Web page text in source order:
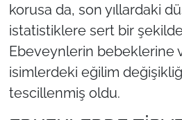
korusa da, son yıllardaki
istatistiklere sert bir şekilde
Ebeveynlerin bebeklerine
isimlerdeki eğilim
tescillenmiş oldu.